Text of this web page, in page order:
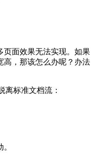
页面效果无法实现。如果
高，那该怎么办呢？办法
离标准文档流：